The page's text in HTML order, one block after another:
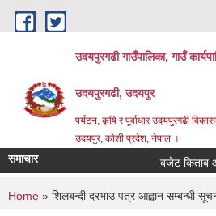
Skip to main content
उदयपुरगढी गाउँपालिका, गाउँ
उदयपुरगढी, उदयपुर
पर्यटन, कृषि र पूर्वाधार उदयपुरगढी
उदयपुर, काेशी प्रदेश, नेपाल ।
समाचार बजेट किताब
You are here
Home » शिलबन्दी दरभाउ पत्र आह्वान सम्बन्धी